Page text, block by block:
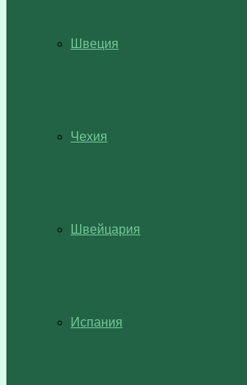
Швеция
Чехия
Швейцария
Испания